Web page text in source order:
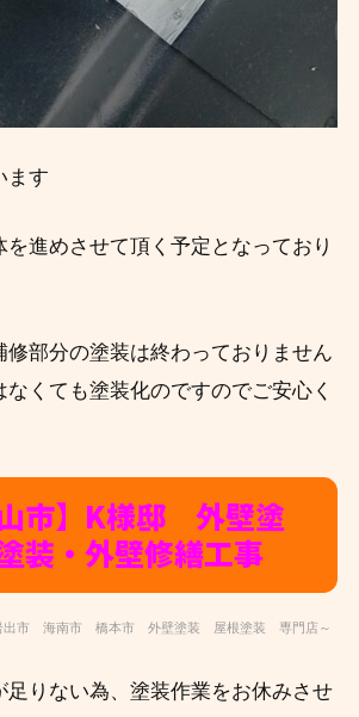
ます
進めさせて頂く予定となっており
修部分の塗装は終わっておりません
くても塗装化のですのでご安心く
市】K様邸 外壁塗
装・外壁修繕工事
出市 海南市 橋本市 外壁塗装 屋根塗装 専門店～
りない為、 塗装作業をお休みさせ